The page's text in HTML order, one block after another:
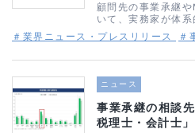
顧問先の事業承継
いて、実務家が体
ズが新たに始まり
&amp;Aコンサルテ
＃業界ニュース・プレスリリース ＃
ニュース
事業承継の相談
税理士・会計士